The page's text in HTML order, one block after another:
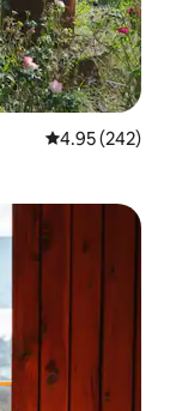
レビュー242
4.95 (242)